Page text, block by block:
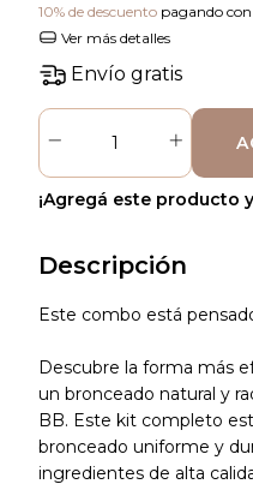
10% de descuento pagando
Ver más detalles
Envío gratis
¡Agregá este producto
Descripción
Este combo está
Descubre la forma más
un bronceado natural y
BB. Este kit completo
bronceado uniforme y
ingredientes de alta